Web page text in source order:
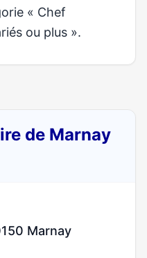
« Chef
ou plus ».
de Marnay
Marnay